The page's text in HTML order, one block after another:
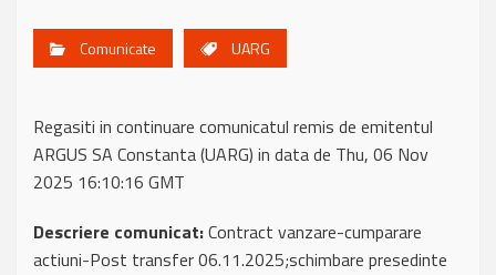
Comunicate UARG
Regasiti in continuare comunicatul remis de emitentul
ARGUS SA Constanta (UARG) in data de Thu, 06 Nov
2025 16:10:16 GMT
Descriere comunicat:Contract vanzare-cumparare
actiuni-Post transfer 06.11.2025;schimbare presedinte